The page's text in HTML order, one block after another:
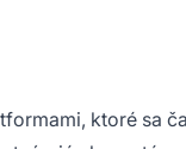
ktoré sa